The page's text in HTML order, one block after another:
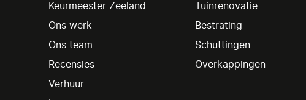
Keurmeester Zeeland
Ons werk
Ons team
Recensies
Verhuur
Tuinrenovatie
Bestrating
Schuttingen
Overkappingen